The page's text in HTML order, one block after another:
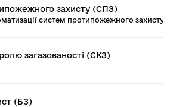
захисту (СПЗ)
систем протипожежного захисту
загазованості (СКЗ)
(БЗ)